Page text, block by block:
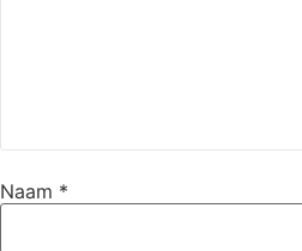
Naam *